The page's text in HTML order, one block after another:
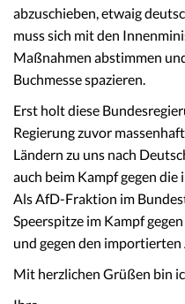
abzuschieben, etwaig
muss sich mit den
Maßnahmen abstimmen
Buchmesse spazieren.
Erst holt diese
Regierung zuvor
Ländern zu uns nach
auch beim Kampf gegen
Als AfD-Fraktion im
Speerspitze im Kampf
und gegen den
Mit herzlichen Grüßen bin